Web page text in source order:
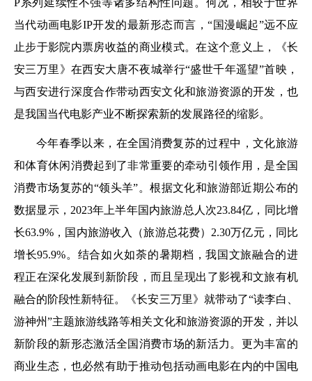
当代动画电影IP开发的最新形态而言，“国漫崛起”远不应
止步于影院内票房收益的商业模式。在这个意义上，《长
安三万里》在西安大唐不夜城举行“盛世千年遥望”首映，
与西安进行深度合作带动西安文化和旅游资源的开发，也
是我国当代电影产业不断探索新的发展路径的缩影。
今年春季以来，在全国消费复苏的过程中，文化旅游
和体育休闲消费起到了非常重要的牵动引领作用，是全国
消费市场复苏的“领头羊”。根据文化和旅游部近期公布的
数据显示，2023年上半年国内旅游总人次23.84亿，同比增
长63.9%，国内旅游收入（旅游总花费）2.30万亿元，同比
增长95.9%。结合如火如荼的暑期档，我国文旅融合的进
程正在深化发展到新阶段，而且呈现出了影视和文旅有机
融合的阶段性新特征。《长安三万里》就带动了“读李白、
游神州”主题旅游线路等相关文化和旅游资源的开发，并以
新阶段的新形态激活全国消费市场的新活力。更为丰富的
商业生态，也必然有助于推动包括动画电影在内的中国电